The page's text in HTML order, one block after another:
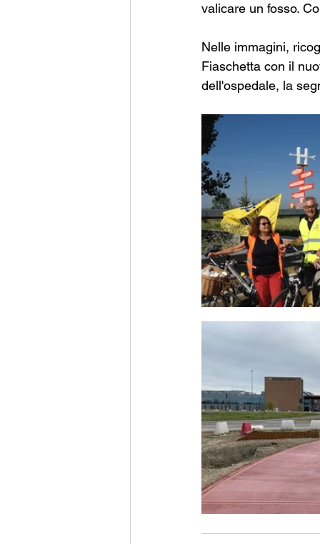
valicare un fosso.
Nelle immagini,
Fiaschetta con il
dell'ospedale, la